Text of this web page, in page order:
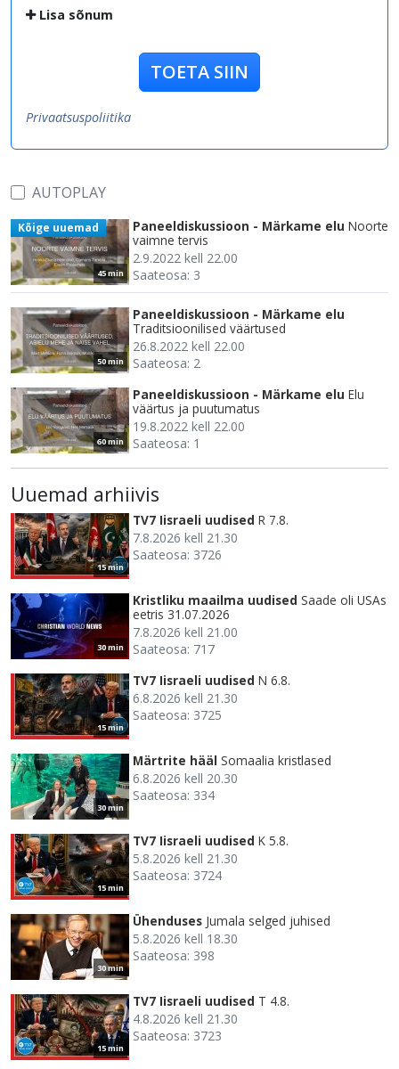
Lisa sõnum
TOETA SIIN
Privaatsuspoliitika
AUTOPLAY
45 min
Kõige uuemad Paneeldiskussioon - Märkame elu Noorte
vaimne tervis
2.9.2022 kell 22.00
Saateosa: 3
50 min
Paneeldiskussioon - Märkame elu
Traditsioonilised väärtused
26.8.2022 kell 22.00
Saateosa: 2
60 min
Paneeldiskussioon - Märkame elu Elu
väärtus ja puutumatus
19.8.2022 kell 22.00
Saateosa: 1
Uuemad arhiivis
15 min
TV7 Iisraeli uudised R 7.8.
7.8.2026 kell 21.30
Saateosa: 3726
30 min
Kristliku maailma uudised Saade oli USAs
eetris 31.07.2026
7.8.2026 kell 21.00
Saateosa: 717
15 min
TV7 Iisraeli uudised N 6.8.
6.8.2026 kell 21.30
Saateosa: 3725
30 min
Märtrite hääl Somaalia kristlased
6.8.2026 kell 20.30
Saateosa: 334
15 min
TV7 Iisraeli uudised K 5.8.
5.8.2026 kell 21.30
Saateosa: 3724
30 min
Ühenduses Jumala selged juhised
5.8.2026 kell 18.30
Saateosa: 398
15 min
TV7 Iisraeli uudised T 4.8.
4.8.2026 kell 21.30
Saateosa: 3723